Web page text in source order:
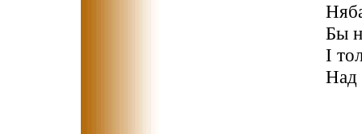
Бы
І
Над